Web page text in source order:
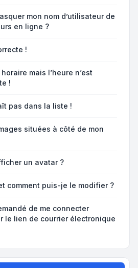
mon nom d’utilisateur de
en ligne ?
!
mais l’heure n’est
!
pas dans la liste !
situées à côté de mon
un avatar ?
comment puis-je le modifier ?
de me connecter
le lien de courrier électronique